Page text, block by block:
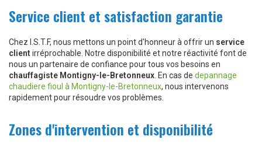
Service client et satisfaction garantie
Chez I.S.T.F, nous mettons un point d'honneur à offrir un service
client irréprochable. Notre disponibilité et notre réactivité font de
nous un partenaire de confiance pour tous vos besoins en
chauffagiste Montigny-le-Bretonneux . En cas de depannage
chaudiere fioul à Montigny-le-Bretonneux, nous intervenons
rapidement pour résoudre vos problèmes.
Zones d'intervention et disponibilité